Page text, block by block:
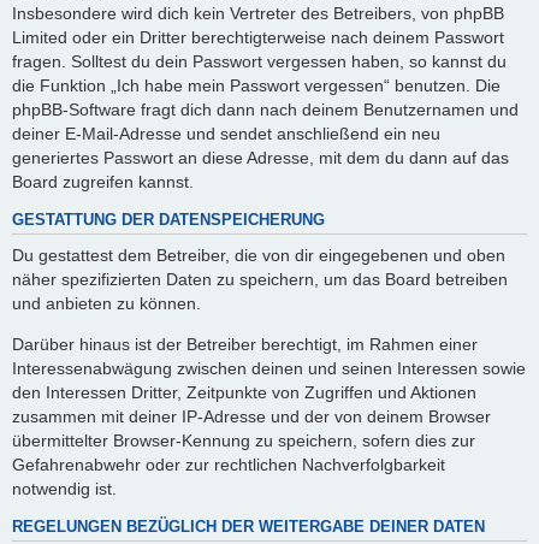
Insbesondere wird dich kein Vertreter des Betreibers, von phpBB
Limited oder ein Dritter berechtigterweise nach deinem Passwort
fragen. Solltest du dein Passwort vergessen haben, so kannst du
die Funktion „Ich habe mein Passwort vergessen“ benutzen. Die
phpBB-Software fragt dich dann nach deinem Benutzernamen und
deiner E-Mail-Adresse und sendet anschließend ein neu
generiertes Passwort an diese Adresse, mit dem du dann auf das
Board zugreifen kannst.
GESTATTUNG DER DATENSPEICHERUNG
Du gestattest dem Betreiber, die von dir eingegebenen und oben
näher spezifizierten Daten zu speichern, um das Board betreiben
und anbieten zu können.
Darüber hinaus ist der Betreiber berechtigt, im Rahmen einer
Interessenabwägung zwischen deinen und seinen Interessen sowie
den Interessen Dritter, Zeitpunkte von Zugriffen und Aktionen
zusammen mit deiner IP-Adresse und der von deinem Browser
übermittelter Browser-Kennung zu speichern, sofern dies zur
Gefahrenabwehr oder zur rechtlichen Nachverfolgbarkeit
notwendig ist.
REGELUNGEN BEZÜGLICH DER WEITERGABE DEINER DATEN